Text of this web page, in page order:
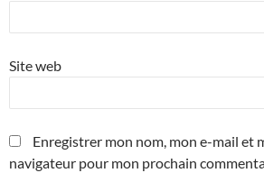
Site web
Enregistrer mon nom, mon e-mail et
navigateur pour mon prochain